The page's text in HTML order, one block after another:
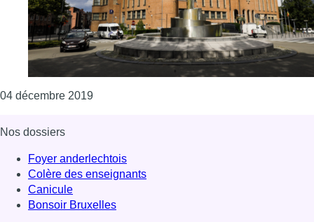
04 décembre 2019Consulter l'article "Evere : un plan
Nos dossiers
Foyer anderlechtois
Colère des enseignants
Canicule
Bonsoir Bruxelles